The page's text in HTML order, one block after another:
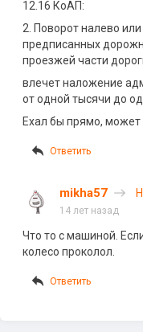
12.16 КоАП:
2. Поворот налево
предписанных
проезжей части
влечет наложение
от одной тысячи до
Ехал бы прямо, может
Ответить
mikha57
14 лет назад
Что то с машиной.
колесо проколол.
Ответить